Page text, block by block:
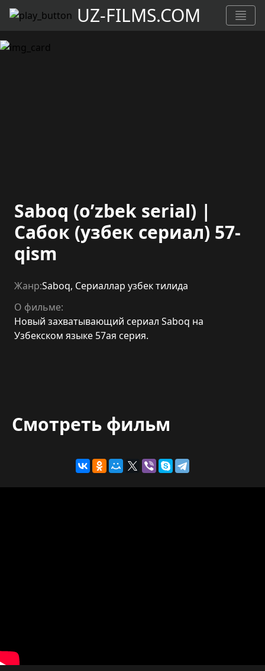
UZ-FILMS.COM
Saboq (o’zbek serial) |
Сабок (узбек сериал) 57-
qism
Жанр:Saboq, Сериаллар узбек тилида
О фильме:
Новый захватывающий сериал Saboq на
Узбекском языке 57ая серия.
Смотреть фильм